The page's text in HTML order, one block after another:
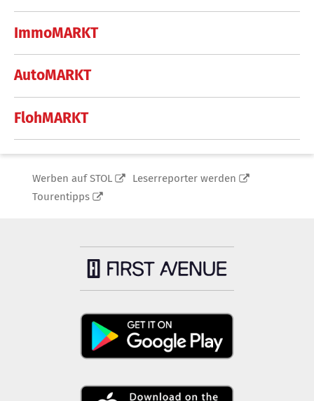
ImmoMARKT
AutoMARKT
FlohMARKT
Werben auf STOL
Leserreporter werden
Tourentipps